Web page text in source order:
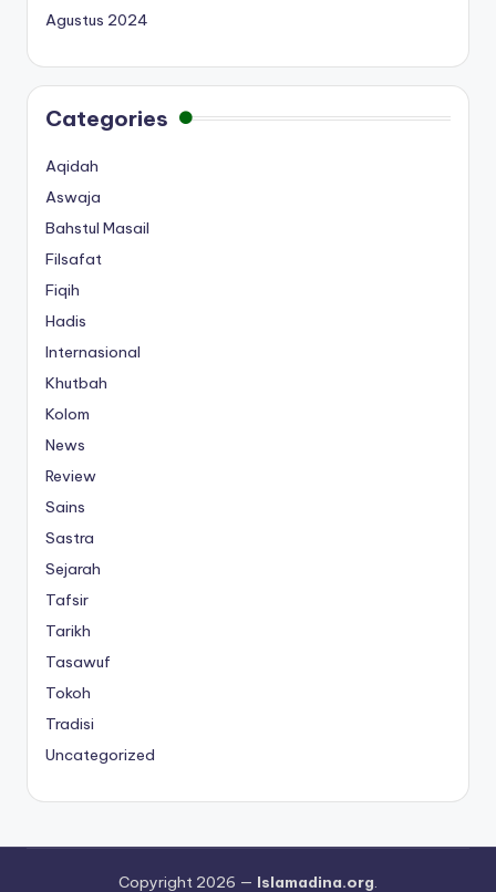
Agustus 2024
Categories
Aqidah
Aswaja
Bahstul Masail
Filsafat
Fiqih
Hadis
Internasional
Khutbah
Kolom
News
Review
Sains
Sastra
Sejarah
Tafsir
Tarikh
Tasawuf
Tokoh
Tradisi
Uncategorized
Copyright 2026 — Islamadina.org.